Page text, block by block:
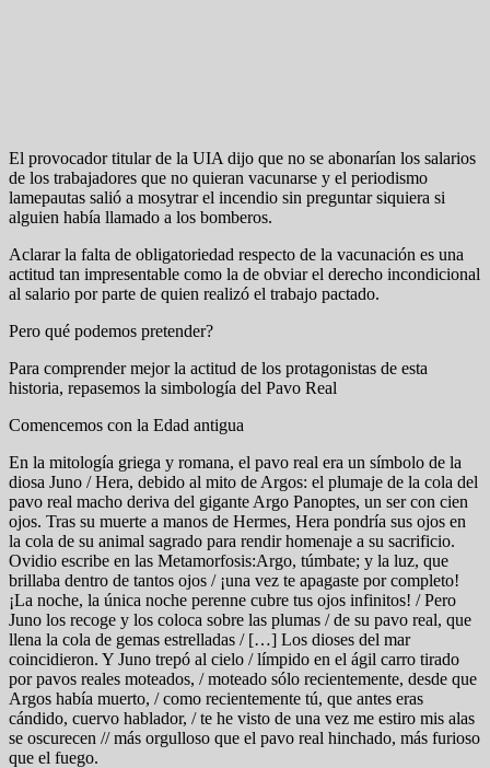
El provocador titular de la UIA dijo que no se abonarían los salarios
de los trabajadores que no quieran vacunarse y el periodismo
lamepautas salió a mosytrar el incendio sin preguntar siquiera si
alguien había llamado a los bomberos.
Aclarar la falta de obligatoriedad respecto de la vacunación es una
actitud tan impresentable como la de obviar el derecho incondicional
al salario por parte de quien realizó el trabajo pactado.
Pero qué podemos pretender?
Para comprender mejor la actitud de los protagonistas de esta
historia, repasemos la simbología del Pavo Real
Comencemos con la Edad antigua
En la mitología griega y romana, el pavo real era un símbolo de la
diosa Juno / Hera, debido al mito de Argos: el plumaje de la cola del
pavo real macho deriva del gigante Argo Panoptes, un ser con cien
ojos. Tras su muerte a manos de Hermes, Hera pondría sus ojos en
la cola de su animal sagrado para rendir homenaje a su sacrificio.
Ovidio escribe en las Metamorfosis:Argo, túmbate; y la luz, que
brillaba dentro de tantos ojos / ¡una vez te apagaste por completo!
¡La noche, la única noche perenne cubre tus ojos infinitos! / Pero
Juno los recoge y los coloca sobre las plumas / de su pavo real, que
llena la cola de gemas estrelladas / […] Los dioses del mar
coincidieron. Y Juno trepó al cielo / límpido en el ágil carro tirado
por pavos reales moteados, / moteado sólo recientemente, desde que
Argos había muerto, / como recientemente tú, que antes eras
cándido, cuervo hablador, / te he visto de una vez me estiro mis alas
se oscurecen // más orgulloso que el pavo real hinchado, más furioso
que el fuego.